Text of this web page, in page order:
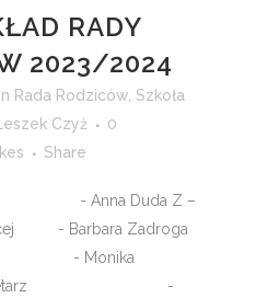
RADY
2023/2024
in Rada Rodziców, Szkoła
Czyż
0
Share
- Anna Duda Z –
- Barbara Zadroga
- Monika
Sekretarz -